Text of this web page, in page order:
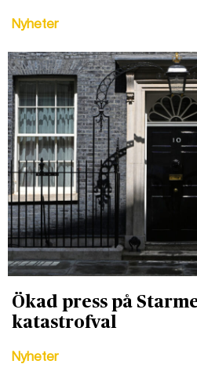
Nyheter
Ökad press på
katastrofval
Nyheter